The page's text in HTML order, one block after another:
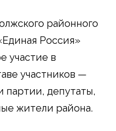
районного
Россия»
участие в
участников —
партии, депутаты,
жители района.